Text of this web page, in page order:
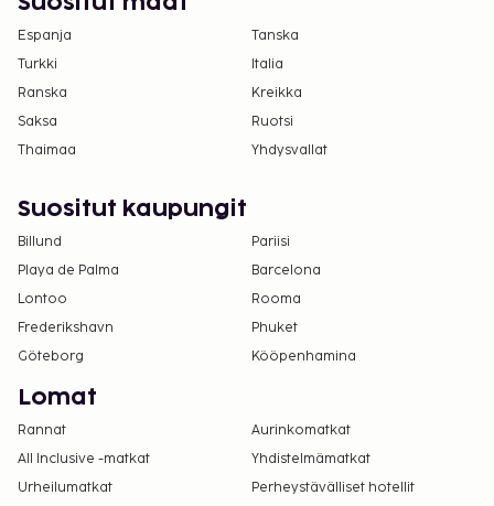
takuumaksut eivät välttämättä sisällä veroja, ja ne
saattavat muuttua.
Kansallisten määräysten vuoksi käteismaksut
eivät voi ylittää 1000 EUR:n suuruista summaa
tässä majoituspaikassa. Saat lisätietoja asiasta
varausvahvistuksessa olevien tietojen avulla.
Majoituspaikassa on tarjolla
yhdistettäviä/vierekkäisiä huoneita, joiden
saatavuus on rajoitettua. Niitä voi pyytää
ottamalla yhteyttä majoituspaikkaan.
Yhteystiedot löytyvät varausvahvistuksesta.
Kontaktiton uloskirjautuminen on saatavilla.
Espanja
Tanska
Turkki
Italia
Ranska
Kreikka
Saksa
Ruotsi
Thaimaa
Yhdysvallat
Suositut kaupungit
Billund
Pariisi
Playa de Palma
Barcelona
Lontoo
Rooma
Frederikshavn
Phuket
Göteborg
Kööpenhamina
Lomat
Rannat
Aurinkomatkat
All Inclusive -matkat
Yhdistelmämatkat
Urheilumatkat
Perheystävälliset hotellit